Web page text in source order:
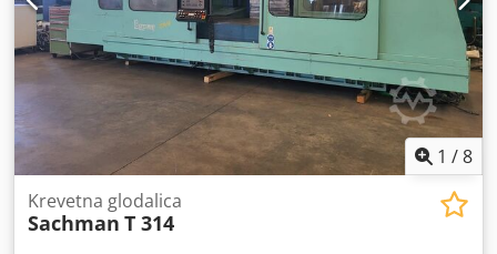
1 /8
Krevetna glodalica
Sachman T 314